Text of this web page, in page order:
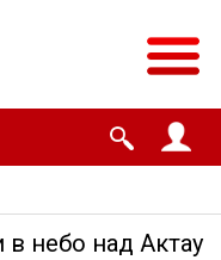
небо над Актау